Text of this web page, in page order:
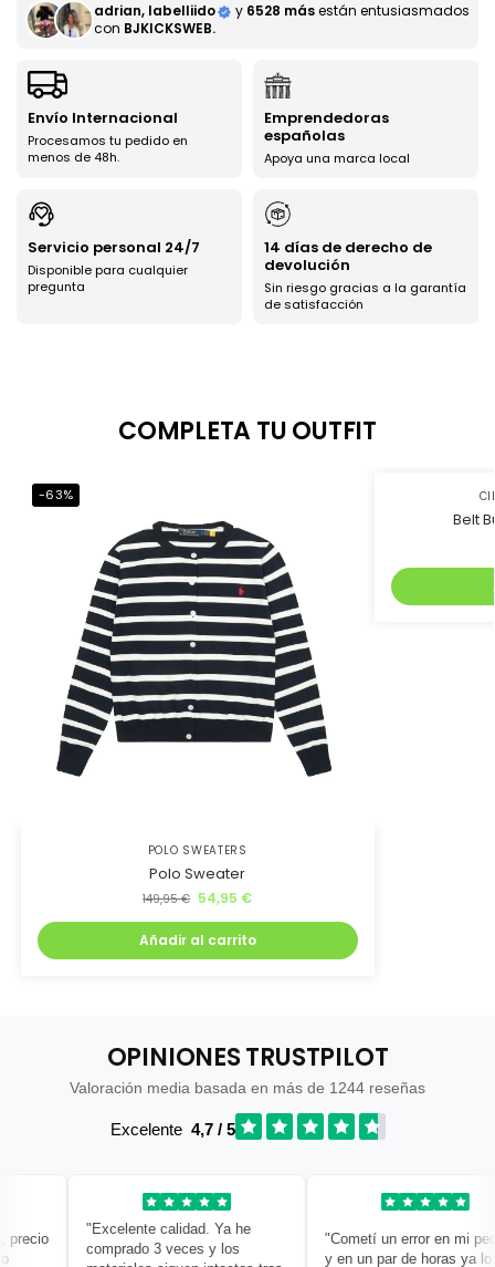
adrian, labelliido y 6528 másestán entusiasmados
con BJKICKSWEB.
Envío Internacional
Procesamos tu pedido en
menos de 48h.
Emprendedoras
españolas
Apoya una marca local
Servicio personal 24/7
Disponible para cualquier
pregunta
14 días de derecho de
devolución
Sin riesgo gracias a la garantía
de satisfacción
COMPLETA TU OUTFIT
-63%
POLO SWEATERS
Polo Sweater
149,95€ 54,95 €
Añadir al carrito
Belt
OPINIONES TRUSTPILOT
Valoración media basada en más de 1244 reseñas
Excelente 4,7 / 5
"Excelente calidad. Ya he
comprado 3 veces y los
"Cometí un error en mi
y en un par de horas ya lo